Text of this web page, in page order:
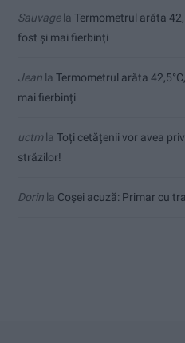
Sauvagela Termometrul arăta
fost și mai fierbinți
Jean la Termometrul arăta
mai fierbinți
uctmla Toți cetățenii vor avea
străzilor!
Dorin la Coșei acuză: Primar cu